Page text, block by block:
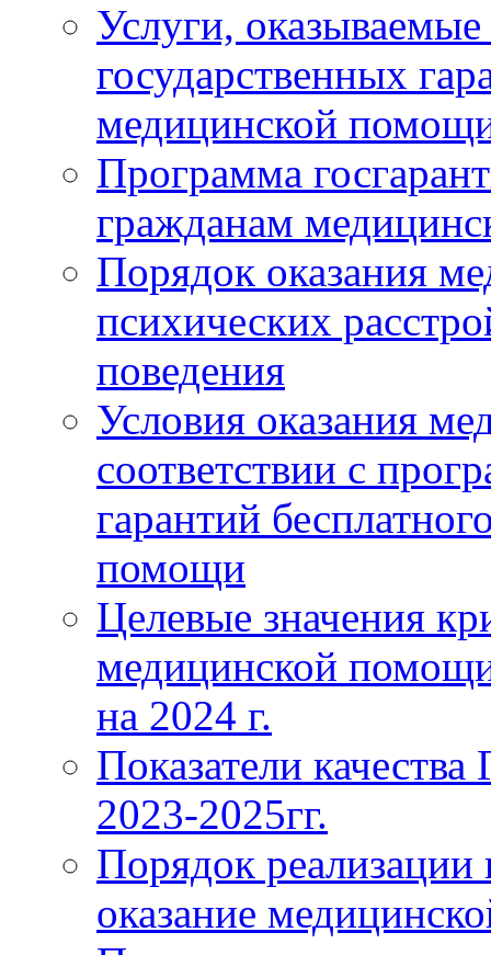
Услуги,
государственных
медицинской
Программа
гражданам
Порядок оказания
психических
поведения
Условия оказания
соответствии с
гарантий
помощи
Целевые значения
медицинской
на 2024 г.
Показатели
2023-2025гг.
Порядок реализации
оказание